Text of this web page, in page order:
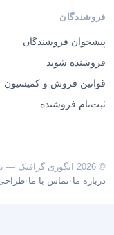
فروشندگان
پیشخوان فروشندگان
فروشنده شوید
قوانین فروش و کمیسیون
ثبت‌نام فروشنده
© 2026 ایگوری گرافیک — تمامی حقوق محفوظ است.
درباره ما ·تماس با ما ·